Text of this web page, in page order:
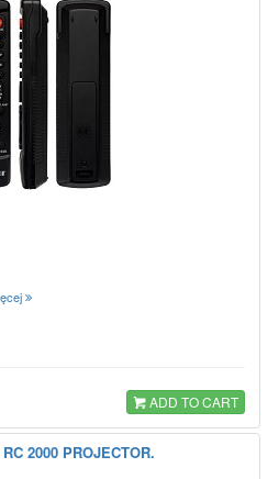
ADD TO CART
2000 PROJECTOR.